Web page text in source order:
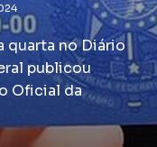
quarta no Diário
publicou
Oficial da